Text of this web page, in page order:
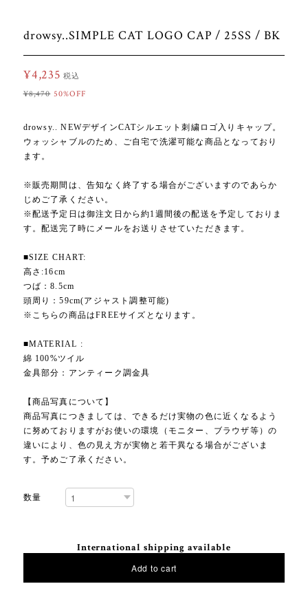
drowsy..SIMPLE CAT LOGO CAP / 25SS / BK
¥4,235 税込
¥8,470 50%OFF
drowsy.. NEWデザインCATシルエット刺繍ロゴ入りキャップ。
ウォッシャブルのため、ご自宅で洗濯可能な商品となっており
ます。
※販売期間は、告知なく終了する場合がございますのであらか
じめご了承ください。
※配送予定日は御注文日から約1週間後の配送を予定しておりま
す。配送完了時にメールをお送りさせていただきます。
■SIZE CHART:
高さ:16cm
つば：8.5cm
頭周り：59cm(アジャスト調整可能)
※こちらの商品はFREEサイズとなります。
■MATERIAL :
綿 100%ツイル
金具部分：アンティーク調金具
【商品写真について】
商品写真につきましては、できるだけ実物の色に近くなるよう
に努めておりますがお使いの環境（モニター、ブラウザ等）の
違いにより、色の見え方が実物と若干異なる場合がございま
す。予めご了承ください。
数量
International shipping available
Add to cart